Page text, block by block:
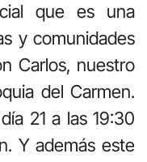
que es una
y comunidades
Carlos, nuestro
del Carmen.
21 a las 19:30
Y además este